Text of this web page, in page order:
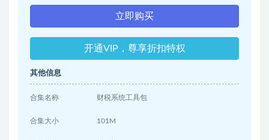
立即购买
开通VIP，尊享折扣特权
其他信息
合集名称 财税系统工具包
合集大小 101M